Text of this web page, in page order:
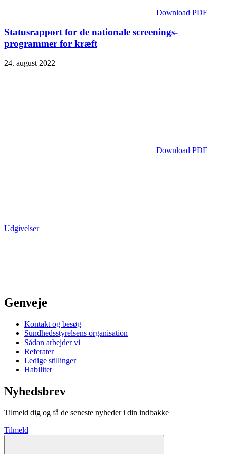
Download PDF
Statusrapport for de nationale screenings­
programmer for kræft
24. august 2022
Download PDF
Udgivelser
Genveje
Kontakt og besøg
Sundhedsstyrelsens organisation
Sådan arbejder vi
Referater
Ledige stillinger
Habilitet
Nyhedsbrev
Tilmeld dig og få de seneste nyheder i din indbakke
Tilmeld